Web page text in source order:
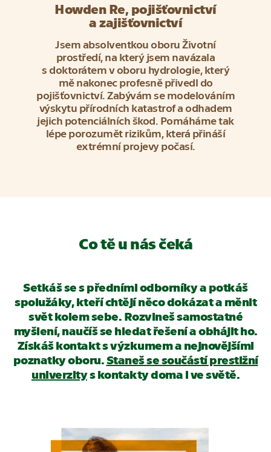
Howden Re, pojišťovnictví
a zajišťovnictví
Jsem absolventkou oboru Životní
prostředí, na který jsem navázala
s doktorátem v oboru hydrologie, který
mě nakonec profesně přivedl do
pojišťovnictví. Zabývám se modelováním
výskytu přírodních katastrof a odhadem
jejich potenciálních škod. Pomáháme tak
lépe porozumět rizikům, která přináší
extrémní projevy počasí.
Co tě u nás čeká
Setkáš se s předními odborníky a potkáš
spolužáky, kteří chtějí něco dokázat a měnit
svět kolem sebe. Rozvineš samostatné
myšlení, naučíš se hledat řešení a obhájit ho.
Získáš kontakt s výzkumem a nejnovějšími
poznatky oboru. Staneš se součástí prestižní
univerzitys kontakty doma i ve světě.